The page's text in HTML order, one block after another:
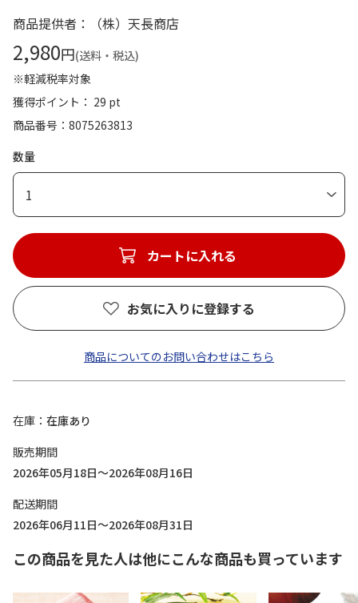
商品提供者：（株）天長商店
2,980円(送料・税込)
※軽減税率対象
獲得ポイント： 29 pt
商品番号
8075263813
数量
1
カートに入れる
お気に入りに登録する
商品についてのお問い合わせはこちら
在庫
在庫あり
販売期間
2026年05月18日～2026年08月16日
配送期間
2026年06月11日～2026年08月31日
この商品を見た人は他にこんな商品も買っています